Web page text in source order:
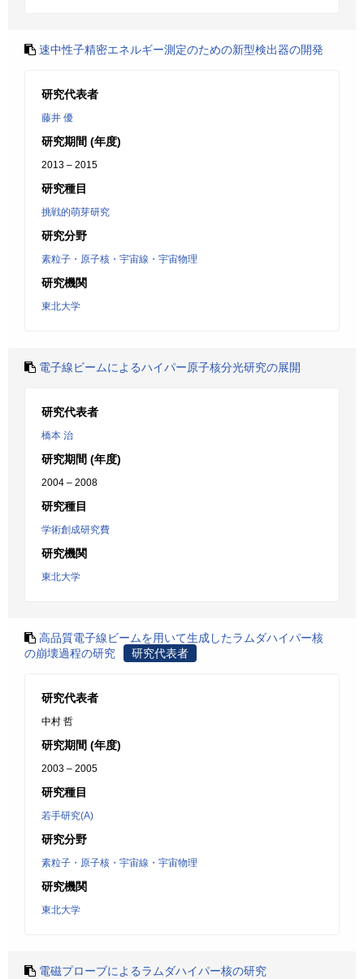
速中性子精密エネルギー測定のための新型検出器の開発
研究代表者
藤井 優
研究期間 (年度)
2013 – 2015
研究種目
挑戦的萌芽研究
研究分野
素粒子・原子核・宇宙線・宇宙物理
研究機関
東北大学
電子線ビームによるハイパー原子核分光研究の展開
研究代表者
橋本 治
研究期間 (年度)
2004 – 2008
研究種目
学術創成研究費
研究機関
東北大学
高品質電子線ビームを用いて生成したラムダハイパー核
の崩壊過程の研究
研究代表者
研究代表者
中村 哲
研究期間 (年度)
2003 – 2005
研究種目
若手研究(A)
研究分野
素粒子・原子核・宇宙線・宇宙物理
研究機関
東北大学
電磁プローブによるラムダハイパー核の研究